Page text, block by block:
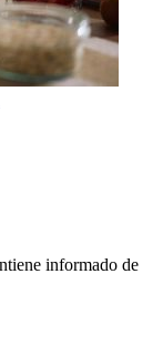
informado de